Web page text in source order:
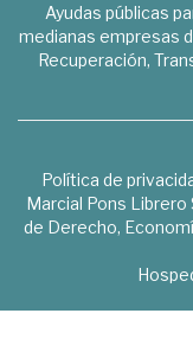
Ayudas públicas
medianas empresas
Recuperación,
Política de
Marcial Pons Librero
de Derecho,